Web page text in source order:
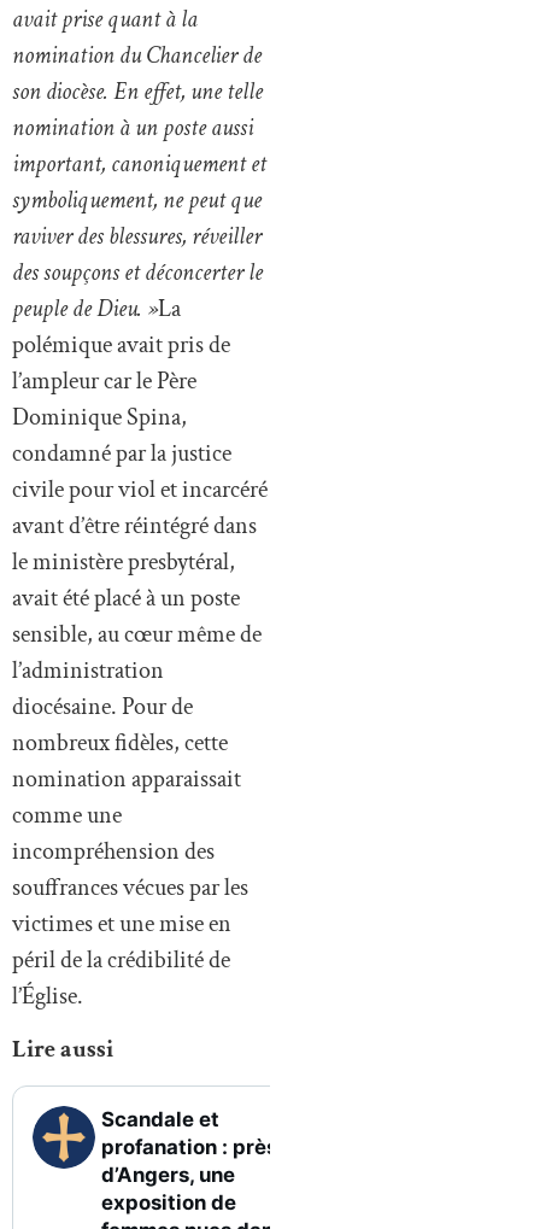
avait prise quant à la
nomination du Chancelier de
son diocèse. En effet, une telle
nomination à un poste aussi
important, canoniquement et
symboliquement, ne peut que
raviver des blessures, réveiller
des soupçons et déconcerter le
peuple de Dieu. »La
polémique avait pris de
l’ampleur car le Père
Dominique Spina,
condamné par la justice
civile pour viol et incarcéré
avant d’être réintégré dans
le ministère presbytéral,
avait été placé à un poste
sensible, au cœur même de
l’administration
diocésaine. Pour de
nombreux fidèles, cette
nomination apparaissait
comme une
incompréhension des
souffrances vécues par les
victimes et une mise en
péril de la crédibilité de
l’Église.
Lire aussi